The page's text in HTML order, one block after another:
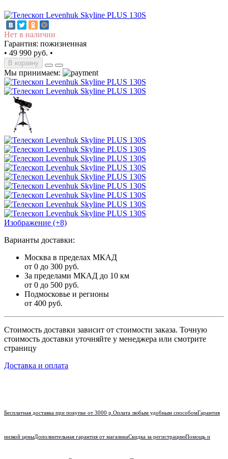
Нет в наличии
Гарантия: пожизненная
• 49 990 руб. •
В корзину
Мы принимаем:
Изображение (+8)
Варианты доставки:
Москва в пределах МКАД
от 0 до 300 руб.
За пределами МКАД до 10 км
от 0 до 500 руб.
Подмосковье и регионы
от 400 руб.
Стоимость доставки зависит от стоимости заказа. Точную
стоимость доставки уточняйте у менеджера или смотрите
страницу
Доставка и оплата
Бесплатная доставка при покупке от 3000 р. Оплата любым удобным способомГарантия
низкой ценыДополнительная гарантия от магазинаСкидка за регистрациюПомощь и